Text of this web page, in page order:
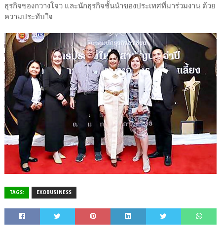
ธุรกิจของกวางโจว และนักธุรกิจชั้นนำของประเทศที่มาร่วมงาน ด้วย
ความประทับใจ
TAGS: EXOBUSINESS